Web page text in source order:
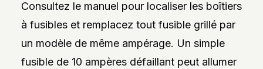
Consultez le manuel pour localiser les boîtiers
à fusibles et remplacez tout fusible grillé par
un modèle de même ampérage. Un simple
fusible de 10 ampères défaillant peut allumer